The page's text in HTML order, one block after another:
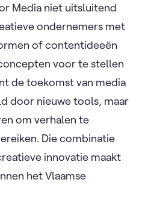
Media niet uitsluitend
ondernemers met
of contentideeën
voor te stellen
de toekomst van media
door nieuwe tools, maar
om verhalen te
Die combinatie
innovatie maakt
het Vlaamse